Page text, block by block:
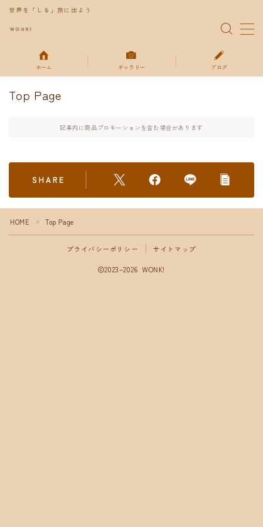
世界を「しる」旅に出よう
お得な情報
プライバシーポリシー
ホーム ギャラリー ブログ
Top Page
記事内に商品プロモーションを含む場合があります
SHARE
HOME ＞ Top Page
プライバシーポリシー サイトマップ
2023–2026 WONK!